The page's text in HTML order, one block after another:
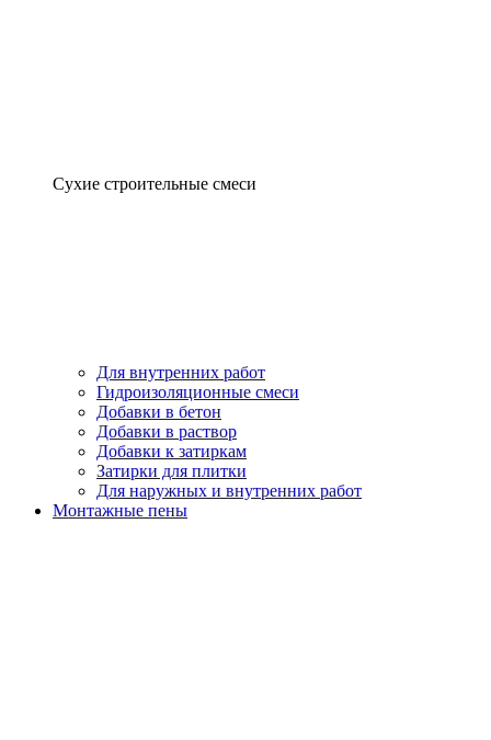
Сухие строительные смеси
Для внутренних работ
Гидроизоляционные смеси
Добавки в бетон
Добавки в раствор
Добавки к затиркам
Затирки для плитки
Для наружных и внутренних работ
Монтажные пены